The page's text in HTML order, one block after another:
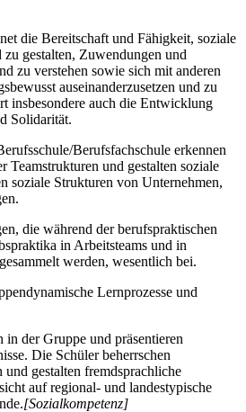
die Bereitschaft und Fähigkeit, soziale
gestalten, Zuwendungen und
zu verstehen sowie sich mit anderen
auseinanderzusetzen und zu
insbesondere auch die Entwicklung
Solidarität.
Berufsfachschule erkennen
Teamstrukturen und gestalten soziale
soziale Strukturen von Unternehmen,
die während der berufspraktischen
in Arbeitsteams und in
werden, wesentlich bei.
Lernprozesse und
in der Gruppe und präsentieren
Die Schüler beherrschen
gestalten fremdsprachliche
auf regional- und landestypische
[Sozialkompetenz]